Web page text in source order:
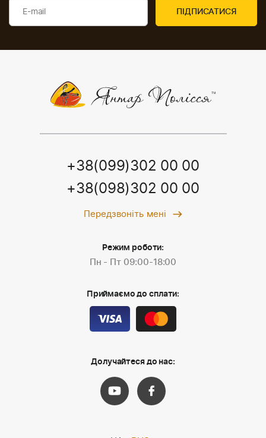
+38(099)302 00 00
+38(098)302 00 00
Передзвоніть мені
Режим роботи:
Пн - Пт 09:00-18:00
Приймаємо до сплати:
Долучайтеся до нас: